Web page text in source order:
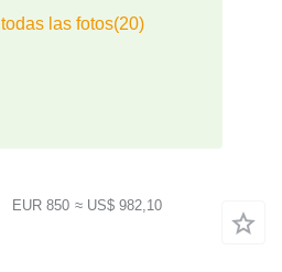
EUR 850 ≈ US$ 982,10